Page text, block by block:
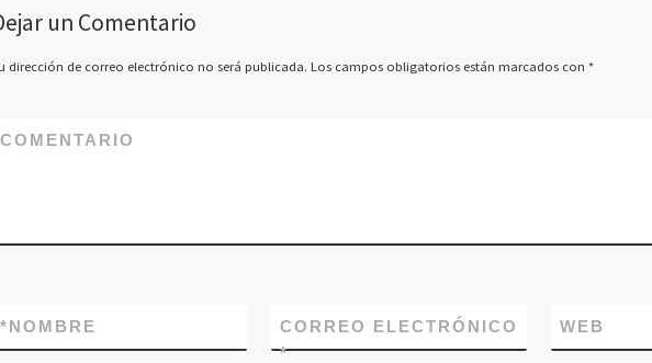
un Comentario
dirección de correo electrónico no será publicada. Los campos obligatorios están marcados con *
COMENTARIO
NOMBRE
*
CORREO ELECTRÓNICO
*
WEB